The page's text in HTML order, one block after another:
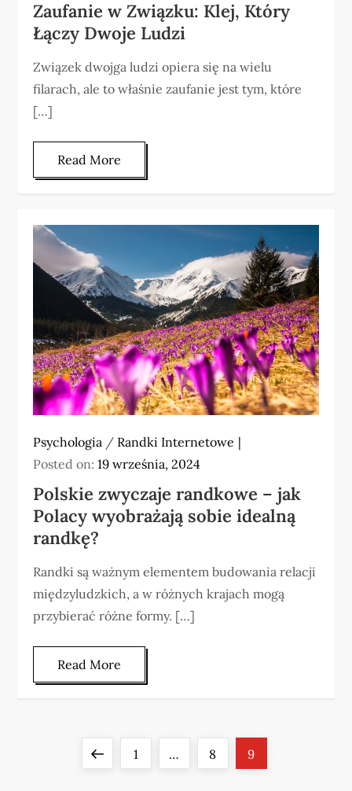
Zaufanie w Związku: Klej, Który
Łączy Dwoje Ludzi
Związek dwojga ludzi opiera się na wielu
filarach, ale to właśnie zaufanie jest tym, które
[…]
Read More
Psychologia / Randki Internetowe
Posted on:19 września, 2024
Polskie zwyczaje randkowe – jak
Polacy wyobrażają sobie idealną
randkę?
Randki są ważnym elementem budowania relacji
międzyludzkich, a w różnych krajach mogą
przybierać różne formy. […]
Read More
Previous
Page
1 … Page
8 Page
9